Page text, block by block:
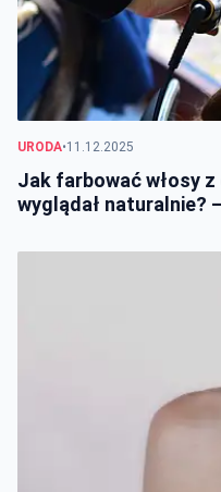
URODA•11.12.2025
Jak farbować włosy
wyglądał naturalnie?